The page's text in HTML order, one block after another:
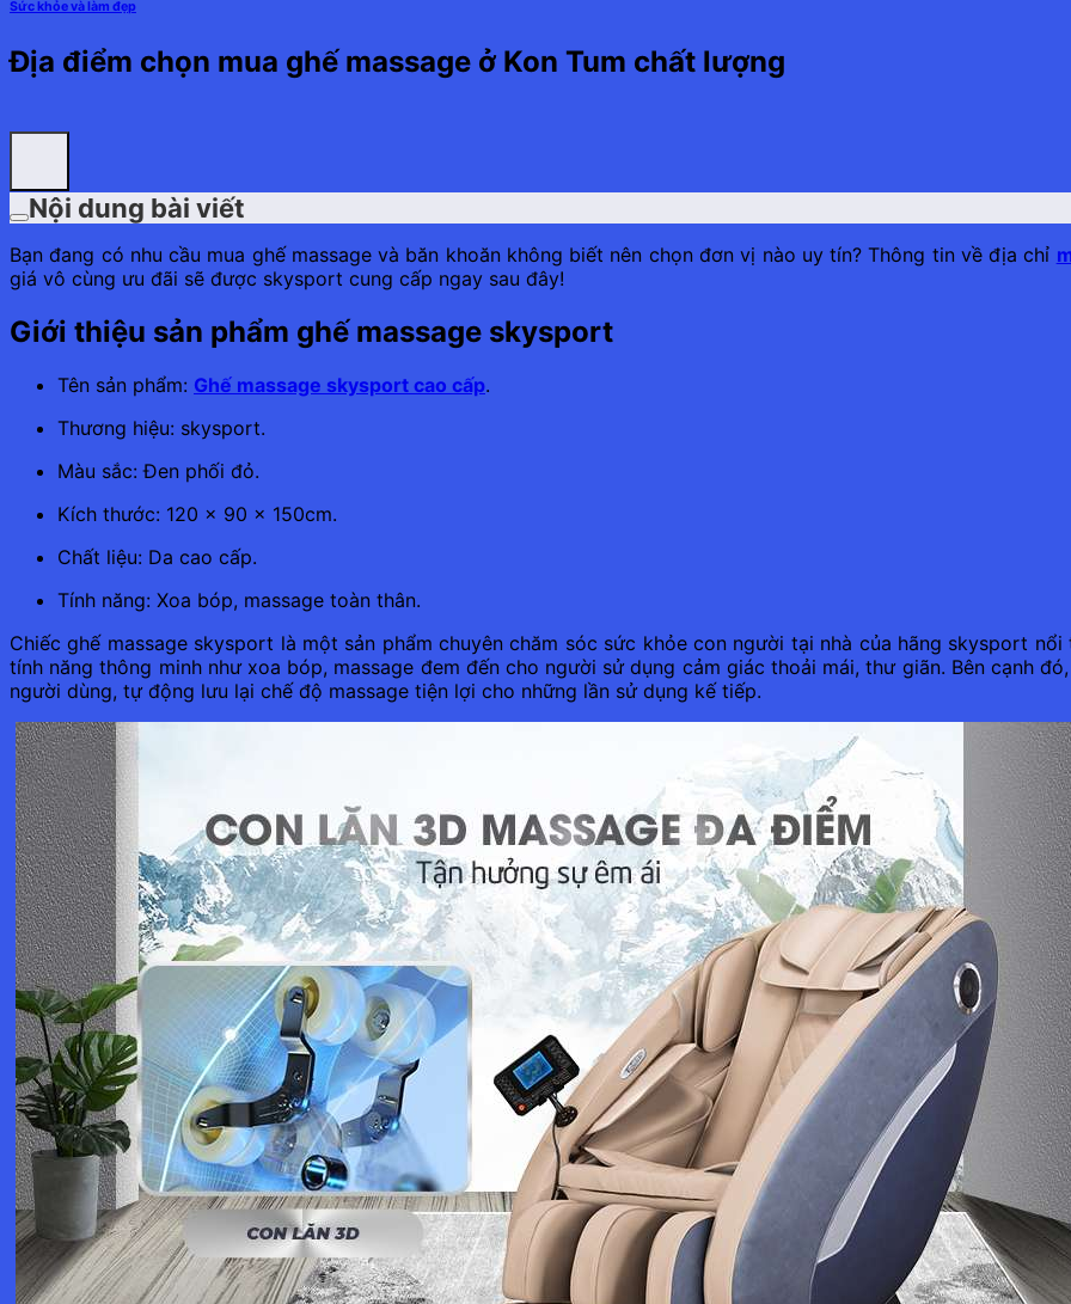
Sức khỏe và làm đẹp
Địa điểm chọn mua ghế massage ở Kon Tum chất lượng
Nội dung bài viết
Bạn đang có nhu cầu mua ghế massage và băn khoăn không biết nên chọn đơn vị nào uy tín? Thông tin về địa chỉ
giá vô cùng ưu đãi sẽ được skysport cung cấp ngay sau đây!
Giới thiệu sản phẩm ghế massage skysport
Tên sản phẩm: Ghế massage skysport cao cấp.
Thương hiệu: skysport.
Màu sắc: Đen phối đỏ.
Kích thước: 120 x 90 x 150cm.
Chất liệu: Da cao cấp.
Tính năng: Xoa bóp, massage toàn thân.
Chiếc ghế massage skysport là một sản phẩm chuyên chăm sóc sức khỏe con người tại nhà của hãng skysport
tính năng thông minh như xoa bóp, massage đem đến cho người sử dụng cảm giác thoải mái, thư giãn. Bên cạnh
người dùng, tự động lưu lại chế độ massage tiện lợi cho những lần sử dụng kế tiếp.